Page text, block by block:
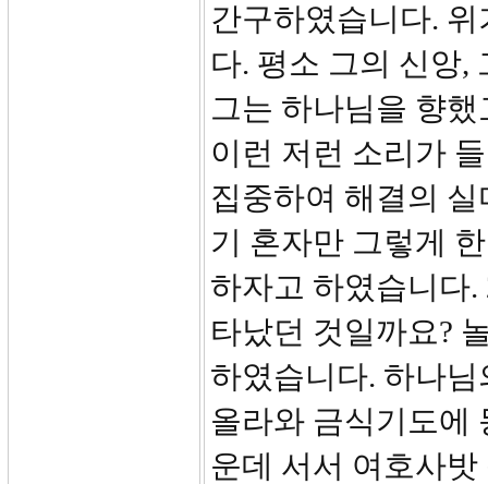
간구하였습니다.
다. 평소 그의 신앙,
그는 하나님을 향
이런 저런 소리가
집중하여 해결의
기 혼자만 그렇게
하자고 하였습니다
타났던 것일까요?
하였습니다. 하나
올라와 금식기도에
운데 서서 여호사